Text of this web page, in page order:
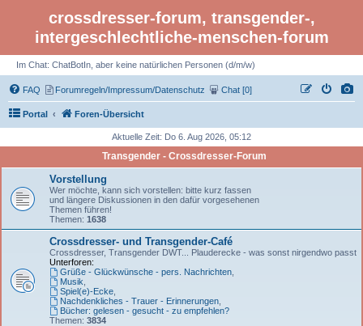
crossdresser-forum, transgender-,
intergeschlechtliche-menschen-forum
Im Chat: ChatBotIn, aber keine natürlichen Personen (d/m/w)
FAQ Forumregeln/Impressum/Datenschutz Chat [0]
Portal Foren-Übersicht
Aktuelle Zeit: Do 6. Aug 2026, 05:12
Transgender - Crossdresser-Forum
Vorstellung
Wer möchte, kann sich vorstellen: bitte kurz fassen
und längere Diskussionen in den dafür vorgesehenen
Themen führen!
Themen: 1638
Crossdresser- und Transgender-Café
Crossdresser, Transgender DWT... Plauderecke - was sonst nirgendwo passt
Unterforen:
Grüße - Glückwünsche - pers. Nachrichten,
Musik
Spiel(e)-Ecke,
Nachdenkliches - Trauer - Erinnerungen,
Bücher: gelesen - gesucht - zu empfehlen?
Themen: 3834